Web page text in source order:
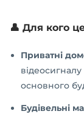
👤 Для кого
Приватні
основного
Будівельні